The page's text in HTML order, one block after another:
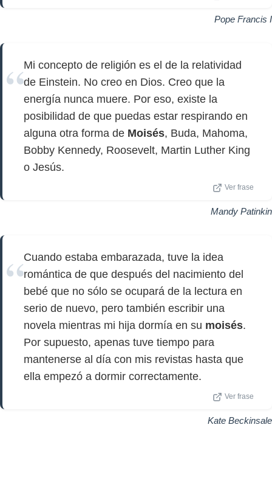
Pope Francis I
Mi concepto de religión es el de la relatividad
de Einstein. No creo en Dios. Creo que la
energía nunca muere. Por eso, existe la
posibilidad de que puedas estar respirando en
alguna otra forma de Moisés, Buda, Mahoma,
Bobby Kennedy, Roosevelt, Martin Luther King
o Jesús.
Ver frase
Mandy Patinkin
Cuando estaba embarazada, tuve la idea
romántica de que después del nacimiento del
bebé que no sólo se ocupará de la lectura en
serio de nuevo, pero también escribir una
novela mientras mi hija dormía en su moisés.
Por supuesto, apenas tuve tiempo para
mantenerse al día con mis revistas hasta que
ella empezó a dormir correctamente.
Ver frase
Kate Beckinsale